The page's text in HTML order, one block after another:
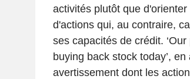
activités plutôt que
d'actions qui, au contraire,
ses capacités de crédit.
buying back stock today’,
avertissement dont les